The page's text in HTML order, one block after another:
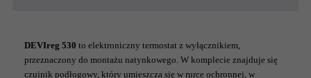
DEVIreg 530 to elektroniczny termostat z wyłącznikiem,
przeznaczony do montażu natynkowego. W komplecie znajduje się
czujnik podłogowy, który umieszcza się w rurce ochronnej, w